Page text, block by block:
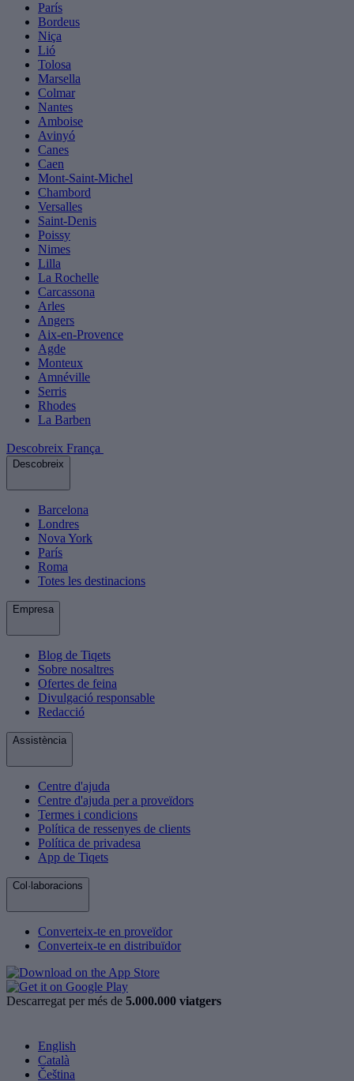
París
Bordeus
Niça
Lió
Tolosa
Marsella
Colmar
Nantes
Amboise
Avinyó
Canes
Caen
Mont-Saint-Michel
Chambord
Versalles
Saint-Denis
Poissy
Nimes
Lilla
La Rochelle
Carcassona
Arles
Angers
Aix-en-Provence
Agde
Monteux
Amnéville
Serris
Rhodes
La Barben
Descobreix França
Descobreix
Barcelona
Londres
Nova York
París
Roma
Totes les destinacions
Empresa
Blog de Tiqets
Sobre nosaltres
Ofertes de feina
Divulgació responsable
Redacció
Assistència
Centre d'ajuda
Centre d'ajuda per a proveïdors
Termes i condicions
Política de ressenyes de clients
Política de privadesa
App de Tiqets
Col·laboracions
Converteix-te en proveïdor
Converteix-te en distribuïdor
Descarregat per més de 5.000.000 viatgers
English
Català
Čeština